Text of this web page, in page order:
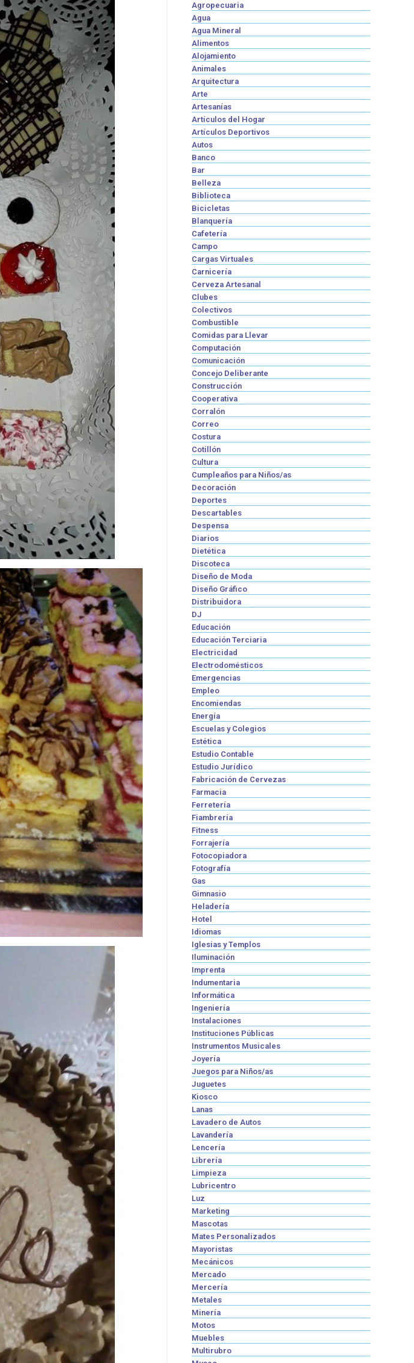
Agropecuaria
Agua
Agua Mineral
Alimentos
Alojamiento
Animales
Arquitectura
Arte
Artesanías
Artículos del Hogar
Artículos Deportivos
Autos
Banco
Bar
Belleza
Biblioteca
Bicicletas
Blanquería
Cafetería
Campo
Cargas Virtuales
Carnicería
Cerveza Artesanal
Clubes
Colectivos
Combustible
Comidas para Llevar
Computación
Comunicación
Concejo Deliberante
Construcción
Cooperativa
Corralón
Correo
Costura
Cotillón
Cultura
Cumpleaños para Niños/as
Decoración
Deportes
Descartables
Despensa
Diarios
Dietética
Discoteca
Diseño de Moda
Diseño Gráfico
Distribuidora
DJ
Educación
Educación Terciaria
Electricidad
Electrodomésticos
Emergencias
Empleo
Encomiendas
Energía
Escuelas y Colegios
Estética
Estudio Contable
Estudio Jurídico
Fabricación de Cervezas
Farmacia
Ferretería
Fiambrería
Fitness
Forrajería
Fotocopiadora
Fotografía
Gas
Gimnasio
Heladería
Hotel
Idiomas
Iglesias y Templos
Iluminación
Imprenta
Indumentaria
Informática
Ingeniería
Instalaciones
Instituciones Públicas
Instrumentos Musicales
Joyería
Juegos para Niños/as
Juguetes
Kiosco
Lanas
Lavadero de Autos
Lavandería
Lencería
Librería
Limpieza
Lubricentro
Luz
Marketing
Mascotas
Mates Personalizados
Mayoristas
Mecánicos
Mercado
Mercería
Metales
Minería
Motos
Muebles
Multirubro